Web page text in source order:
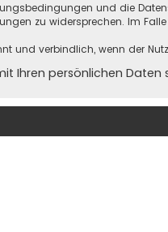
und die
zu widersprechen. Im
und verbindlich, wenn der
Ihren persönlichen Daten